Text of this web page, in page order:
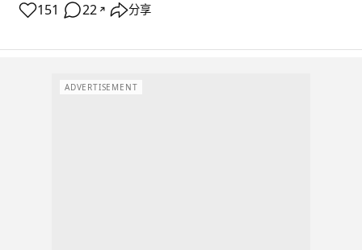
151 22 ↗ 分享
ADVERTISEMENT